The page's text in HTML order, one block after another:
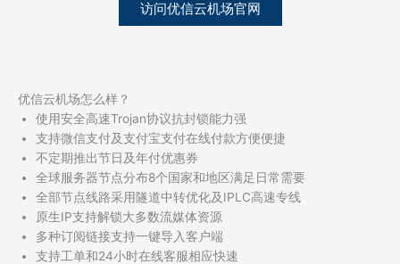
访问优信云机场官网
优信云机场怎么样？
使用安全高速Trojan协议抗封锁能力强
支持微信支付及支付宝支付在线付款方便便捷
不定期推出节日及年付优惠券
全球服务器节点分布8个国家和地区满足日常需要
全部节点线路采用隧道中转优化及IPLC高速专线
原生IP支持解锁大多数流媒体资源
多种订阅链接支持一键导入客户端
支持工单和24小时在线客服相应快速